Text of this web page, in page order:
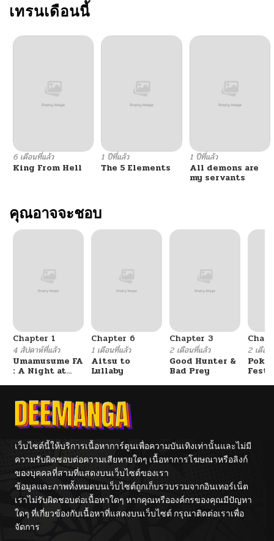
เทรนเดือนนี้
6 เดือนที่แล้ว
King From Hell
1 ปีที่แล้ว
The 5 Elements
1 ปีที่แล้ว
All demons are
my servants
คุณอาจจะชอบ
Chapter 1
4 สัปดาห์ที่แล้ว
Umamusume FA
: A Night at
Chapter 6
1 เดือนที่แล้ว
Aitsu to
Lullaby
Chapter 3
2 เดือนที่แล้ว
Good Hunter &
Bad Prey
2 เดือน
เว็บไซต์นี้ให้บริการเนื้อหาการ์ตูนเพื่อความบันเทิงเท่านั้นและไม่มี
ความรับผิดชอบต่อความเสียหายใดๆ เนื้อหาการโฆษณาหรือลิงก์
ของบุคคลที่สามที่แสดงบนเว็บไซต์ของเรา
ข้อมูลและภาพทั้งหมดบนเว็บไซต์ถูกเก็บรวบรวมจากอินเทอร์เน็ต
เราไม่รับผิดชอบต่อเนื้อหาใดๆ หากคุณหรือองค์กรของคุณมีปัญหา
ใดๆ ที่เกี่ยวข้องกับเนื้อหาที่แสดงบนเว็บไซต์ กรุณาติดต่อเราเพื่อ
จัดการ